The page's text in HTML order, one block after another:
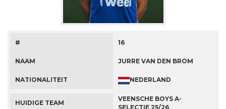
# 16
NAAM JURRE VAN DEN BROM
NATIONALITEIT NEDERLAND
HUIDIGE TEAM
VEENSCHE BOYS A-
SELECTIE 25/26